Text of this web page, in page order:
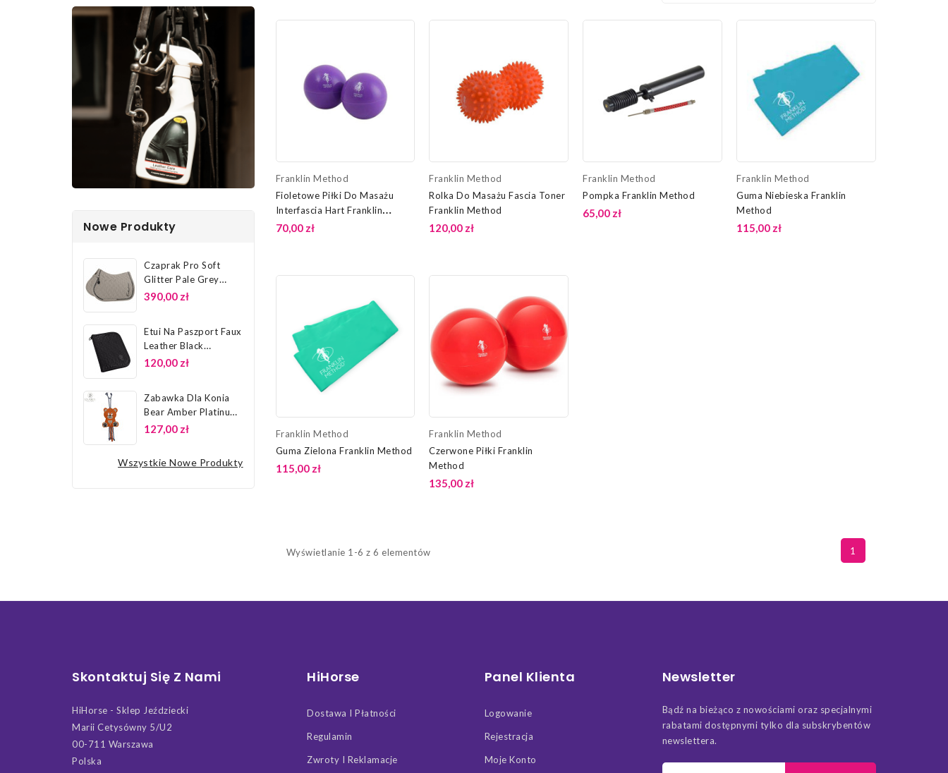
Nowe Produkty
Czaprak Pro Soft
Glitter Pale Grey
Platinum 26...
390,00 zł
Etui Na Paszport Faux
Leather Black
Platinum 26...
120,00 zł
Zabawka Dla Konia
Bear Amber Platinum
26 Eskadron
127,00 zł
Wszystkie Nowe Produkty
Franklin Method
Fioletowe Piłki Do Masażu
Interfascia Hart Franklin
Method
70,00 zł
Franklin Method
Rolka Do Masażu Fascia Toner
Franklin Method
120,00 zł
Franklin Method
Pompka Franklin Method
65,00 zł
Franklin Method
Guma Niebieska Franklin
Method
115,00 zł
Franklin Method
Guma Zielona Franklin Method
115,00 zł
Franklin Method
Czerwone Piłki Franklin
Method
135,00 zł
Wyświetlanie 1-6 z 6 elementów 1
Skontaktuj Się Z Nami
HiHorse - Sklep Jeździecki
Marii Cetysówny 5/U2
00-711 Warszawa
Polska
HiHorse
Dostawa I Płatności
Regulamin
Zwroty I Reklamacje
Panel Klienta
Logowanie
Rejestracja
Moje Konto
Newsletter
Bądź na bieżąco z nowościami oraz specjalnymi
rabatami dostępnymi tylko dla subskrybentów
newslettera.